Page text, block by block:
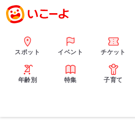
スポット イベント チケット
年齢別 特集 子育て